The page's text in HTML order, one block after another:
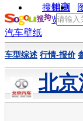
销商
搜狗浏
览器
汽车壁纸
车型综述 行情-报价
北京